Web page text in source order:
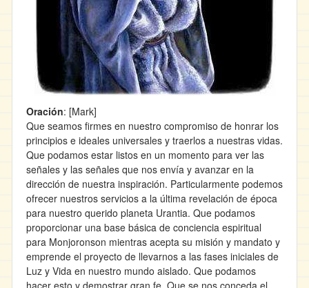
Oración: [Mark]
Que seamos firmes en nuestro compromiso de honrar los
principios e ideales universales y traerlos a nuestras vidas.
Que podamos estar listos en un momento para ver las
señales y las señales que nos envía y avanzar en la
dirección de nuestra inspiración. Particularmente podemos
ofrecer nuestros servicios a la última revelación de época
para nuestro querido planeta Urantia. Que podamos
proporcionar una base básica de conciencia espiritual
para Monjoronson mientras acepta su misión y mandato y
emprende el proyecto de llevarnos a las fases iniciales de
Luz y Vida en nuestro mundo aislado. Que podamos
hacer esto y demostrar gran fe. Que se nos conceda el